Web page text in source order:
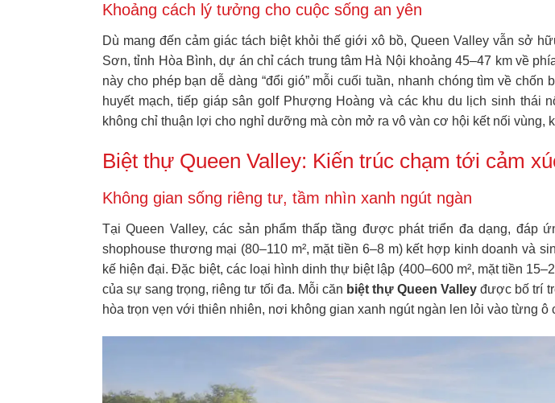
Khoảng cách lý tưởng cho cuộc sống an yên
Dù mang đến cảm giác tách biệt khỏi thế giới xô bồ, Queen Valley vẫn sở
Sơn, tỉnh Hòa Bình, dự án chỉ cách trung tâm Hà Nội khoảng 45–47 km về
này cho phép bạn dễ dàng “đổi gió” mỗi cuối tuần, nhanh chóng tìm về
huyết mạch, tiếp giáp sân golf Phượng Hoàng và các khu du lịch sinh thái
không chỉ thuận lợi cho nghỉ dưỡng mà còn mở ra vô vàn cơ hội kết nối vùng,
Biệt thự Queen Valley: Kiến trúc chạm tới cảm
Không gian sống riêng tư, tầm nhìn xanh ngút ngàn
Tại Queen Valley, các sản phẩm thấp tầng được phát triển đa dạng,
shophouse thương mại (80–110 m², mặt tiền 6–8 m) kết hợp kinh doanh và
kế hiện đại. Đặc biệt, các loại hình dinh thự biệt lập (400–600 m², mặt tiền
của sự sang trọng, riêng tư tối đa. Mỗi căn biệt thự Queen Valley được bố trí
hòa trọn vẹn với thiên nhiên, nơi không gian xanh ngút ngàn len lỏi vào từng